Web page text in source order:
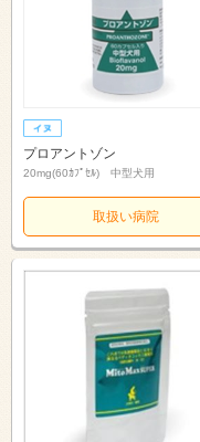
プロアントゾン
20mg(60ｶﾌﾟｾﾙ) 中型犬用
取扱い病院